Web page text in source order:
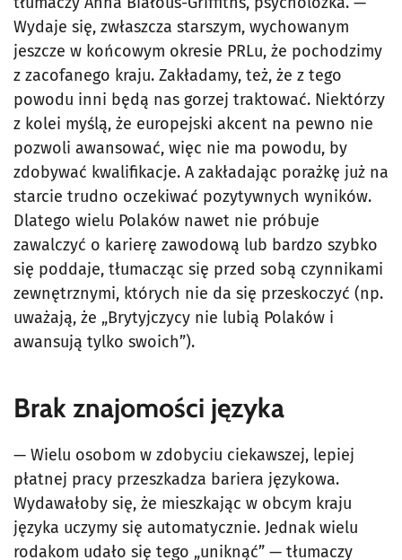
Wydaje się, zwłaszcza starszym, wychowanym
jeszcze w końcowym okresie PRLu, że pochodzimy
z zacofanego kraju. Zakładamy, też, że z tego
powodu inni będą nas gorzej traktować. Niektórzy
z kolei myślą, że europejski akcent na pewno nie
pozwoli awansować, więc nie ma powodu, by
zdobywać kwalifikacje. A zakładając porażkę już na
starcie trudno oczekiwać pozytywnych wyników.
Dlatego wielu Polaków nawet nie próbuje
zawalczyć o karierę zawodową lub bardzo szybko
się poddaje, tłumacząc się przed sobą czynnikami
zewnętrznymi, których nie da się przeskoczyć (np.
uważają, że „Brytyjczycy nie lubią Polaków i
awansują tylko swoich”).
Brak znajomości języka
— Wielu osobom w zdobyciu ciekawszej, lepiej
płatnej pracy przeszkadza bariera językowa.
Wydawałoby się, że mieszkając w obcym kraju
języka uczymy się automatycznie. Jednak wielu
rodakom udało się tego „uniknąć” — tłumaczy